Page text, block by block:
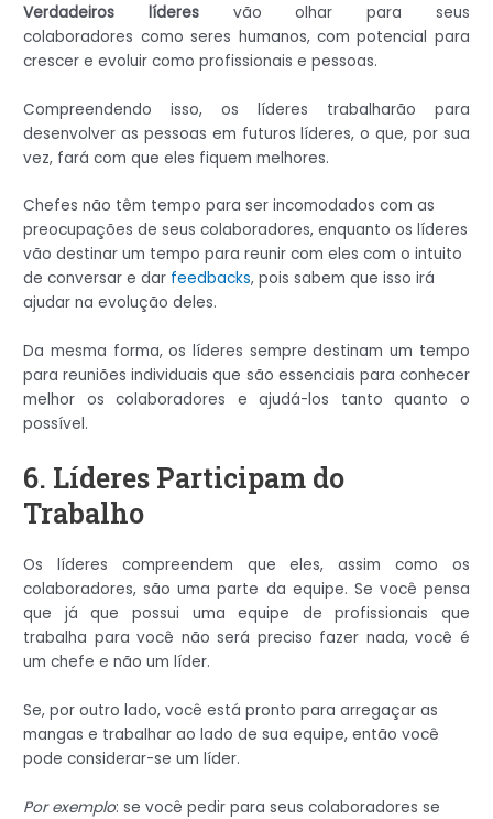
Verdadeiros líderesvão olhar para seus
colaboradores como seres humanos, com potencial para
crescer e evoluir como profissionais e pessoas.
Compreendendo isso, os líderes trabalharão para
desenvolver as pessoas em futuros líderes, o que, por sua
vez, fará com que eles fiquem melhores.
Chefes não têm tempo para ser incomodados com as
preocupações de seus colaboradores, enquanto os líderes
vão destinar um tempo para reunir com eles com o intuito
de conversar e dar feedbacks, pois sabem que isso irá
ajudar na evolução deles.
Da mesma forma, os líderes sempre destinam um tempo
para reuniões individuais que são essenciais para conhecer
melhor os colaboradores e ajudá-los tanto quanto o
possível.
6. Líderes Participam do
Trabalho
Os líderes compreendem que eles, assim como os
colaboradores, são uma parte da equipe. Se você pensa
que já que possui uma equipe de profissionais que
trabalha para você não será preciso fazer nada, você é
um chefe e não um líder.
Se, por outro lado, você está pronto para arregaçar as
mangas e trabalhar ao lado de sua equipe, então você
pode considerar-se um líder.
Por exemplo: se você pedir para seus colaboradores se